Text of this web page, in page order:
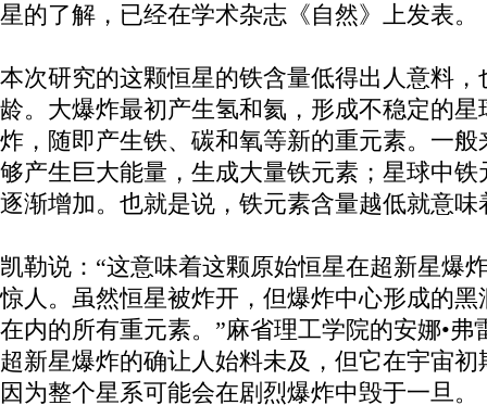
星的了解，已经在学术杂志《自然》上发表。
本次研究的这颗恒星的铁含量低得出人意料，
龄。大爆炸最初产生氢和氦，形成不稳定的
炸，随即产生铁、碳和氧等新的重元素。一
够产生巨大能量，生成大量铁元素；星球中
逐渐增加。也就是说，铁元素含量越低就意味
凯勒说：“这意味着这颗原始恒星在超新星爆
惊人。虽然恒星被炸开，但爆炸中心形成的
在内的所有重元素。”麻省理工学院的安娜•弗
超新星爆炸的确让人始料未及，但它在宇宙
因为整个星系可能会在剧烈爆炸中毁于一旦。